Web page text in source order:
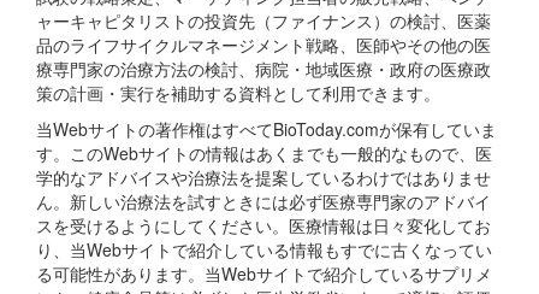
ャーキャピタリストの投資先（ファイナンス）の検討、医薬
品のライフサイクルマネージメント戦略、医師やその他の医
療専門家の治療方法の検討、病院・地域医療・政府の医療政
策の計画・実行を補助する資料として利用できます。
当Webサイトの著作権はすべてBioToday.comが保有していま
す。このWebサイトの情報はあくまでも一般的なもので、医
学的なアドバイスや治療法を提案しているわけではありませ
ん。新しい治療法を試すときには必ず医療専門家のアドバイ
スを受けるようにしてください。医療情報は日々変化してお
り、当Webサイトで紹介している情報もすでに古くなってい
る可能性があります。当Webサイトで紹介しているサプリメ